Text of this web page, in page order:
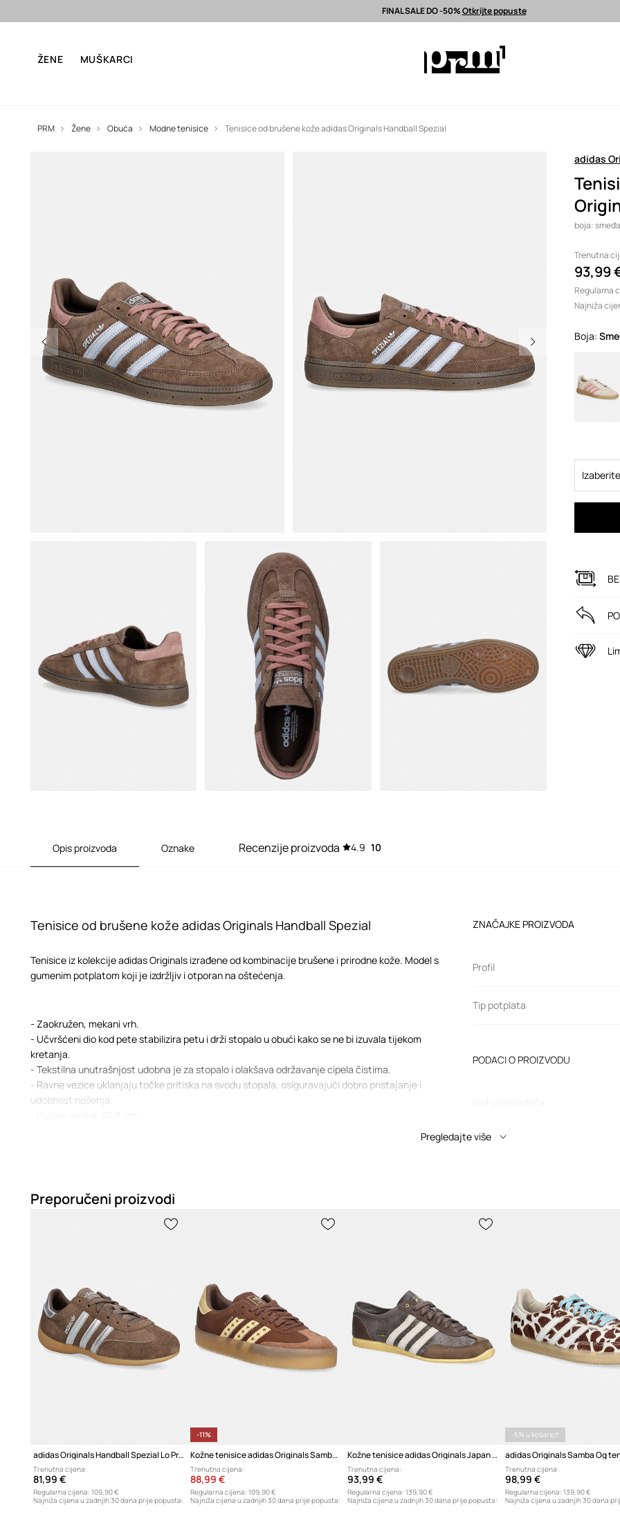
Besplatna dostava od 80 EUR > Odabrane premium modne marke >
FINAL SALE DO -50%Otkrijte popuste
ŽENE MUŠKARCI
PRM Žene Obuća Modne tenisice Tenisice od brušene kože adidas Originals Handball Spezial
adidas
boja:
Trenutna
93,99
Regularna
Najniža
Boja:
Opis proizvoda Oznake Recenzije proizvoda 4.9 10
Tenisice od brušene kože adidas Originals Handball Spezial
Tenisice iz kolekcije adidas Originals izrađene od kombinacije brušene i prirodne kože. Model s
gumenim potplatom koji je izdržljiv i otporan na oštećenja.
- Zaokružen, mekani vrh.
- Učvršćeni dio kod pete stabilizira petu i drži stopalo u obući kako se ne bi izuvala tijekom
kretanja.
- Tekstilna unutrašnjost udobna je za stopalo i olakšava održavanje cipela čistima.
- Ravne vezice uklanjaju točke pritiska na svodu stopala, osiguravajući dobro pristajanje i
udobnost nošenja.
ZNAČAJKE PROIZVODA
Profil
Tip potplata
PODACI O PROIZVODU
Boja
Proizvođač
Pregledajte više
Preporučeni proizvodi
adidas Originals Handball Spezial Lo Pro tenisice za žene od brušene kože
Trenutna cijena:
81,99 €
Regularna cijena: 109,90 €
Najniža cijena u zadnjih 30 dana prije popusta:
63,99 €
-11%
Kožne tenisice adidas Originals Sambae W
Trenutna cijena:
88,99 €
Regularna cijena: 109,90 €
Najniža cijena u zadnjih 30 dana prije popusta:
100,99 €
Kožne tenisice adidas Originals Japan Decon W
Trenutna cijena:
93,99 €
Regularna cijena: 139,90 €
Najniža cijena u zadnjih 30 dana prije popusta:
80,99 €
-5% u košarici*
Trenutna cijena:
98,99 €
Regularna cijena: 139,90 €
Najniža cijena u zadnjih 30 dana
88,99 €